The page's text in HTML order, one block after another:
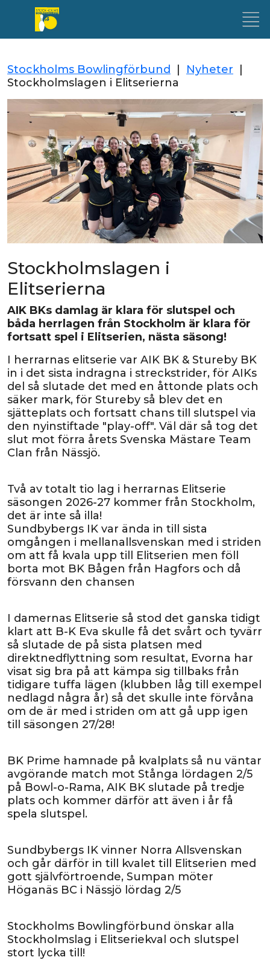
Stockholms Bowlingförbund Nyheter
Stockholmslagen i Elitserierna
Stockholmslagen i
Elitserierna
AIK BKs damlag är klara för slutspel och
båda herrlagen från Stockholm är klara för
fortsatt spel i Elitserien, nästa säsong!
I herrarnas elitserie var AIK BK & Stureby BK
in i det sista indragna i streckstrider, för AIKs
del så slutade det med en åttonde plats och
säker mark, för Stureby så blev det en
sjätteplats och fortsatt chans till slutspel via
den nyinstiftade "play-off". Väl där så tog det
slut mot förra årets Svenska Mästare Team
Clan från Nässjö.
Två av totalt tio lag i herrarnas Elitserie
säsongen 2026-27 kommer från Stockholm,
det är inte så illa!
Sundbybergs IK var ända in till sista
omgången i mellanallsvenskan med i striden
om att få kvala upp till Elitserien men föll
borta mot BK Bågen från Hagfors och då
försvann den chansen
I damernas Elitserie så stod det ganska tidigt
klart att B-K Eva skulle få det svårt och tyvärr
så slutade de på sista platsen med
direktnedflyttning som resultat, Evorna har
visat sig bra på att kämpa sig tillbaks från
tidigare tuffa lägen (klubben låg till exempel
nedlagd några år) så det skulle inte förvåna
om de är med i striden om att gå upp igen
till säsongen 27/28!
BK Prime hamnade på kvalplats så nu väntar
avgörande match mot Stånga lördagen 2/5
på Bowl-o-Rama, AIK BK slutade på tredje
plats och kommer därför att även i år få
spela slutspel.
Sundbybergs IK vinner Norra Allsvenskan
och går därför in till kvalet till Elitserien med
gott självförtroende, Sumpan möter
Höganäs BC i Nässjö lördag 2/5
Stockholms Bowlingförbund önskar alla
Stockholmslag i Elitseriekval och slutspel
stort lycka till!